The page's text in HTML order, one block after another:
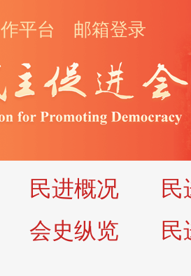
平台 邮箱登录
民进概况
民
会史纵览 民